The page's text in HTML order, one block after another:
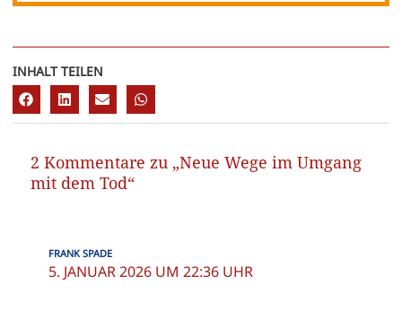
INHALT TEILEN
2 Kommentare zu „Neue Wege im Umgang
mit dem Tod“
FRANK SPADE
5. JANUAR 2026 UM 22:36 UHR